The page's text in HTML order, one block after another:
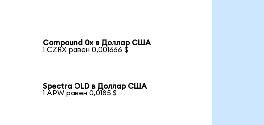
Compound 0x в Доллар США
1 CZRX равен 0,001666 $
Spectra OLD в Доллар США
1 APW равен 0,0185 $